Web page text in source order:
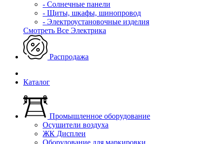
- Солнечные панели
- Щиты, шкафы, шинопровод
- Электроустановочные изделия
Смотреть Все Электрика
Распродажа
Каталог
Промышленное оборудование
Осушители воздуха
ЖК Дисплеи
Оборудование для маркировки